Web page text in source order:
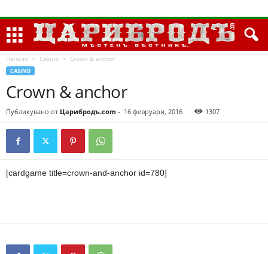
Начало Casino Crown & anchor
CASINO
Crown & anchor
Публикувано от Царибродъ.com - 16 февруари, 2016 1307
[cardgame title=crown-and-anchor id=780]